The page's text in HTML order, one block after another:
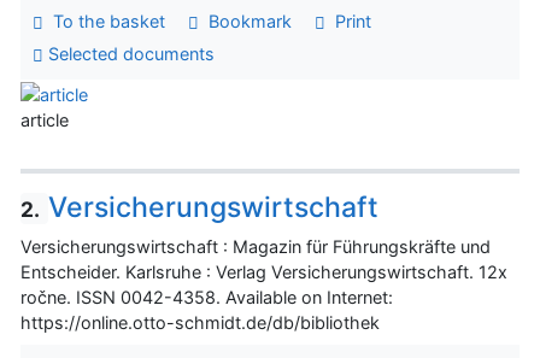
To the basket Bookmark
Print
Selected documents
article
2. Versicherungswirtschaft
Versicherungswirtschaft : Magazin für Führungskräfte und
Entscheider. Karlsruhe : Verlag Versicherungswirtschaft. 12x
ročne. ISSN 0042-4358. Available on Internet:
https://online.otto-schmidt.de/db/bibliothek